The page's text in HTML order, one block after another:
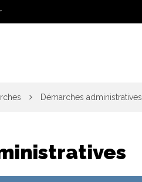
Démarches administratives